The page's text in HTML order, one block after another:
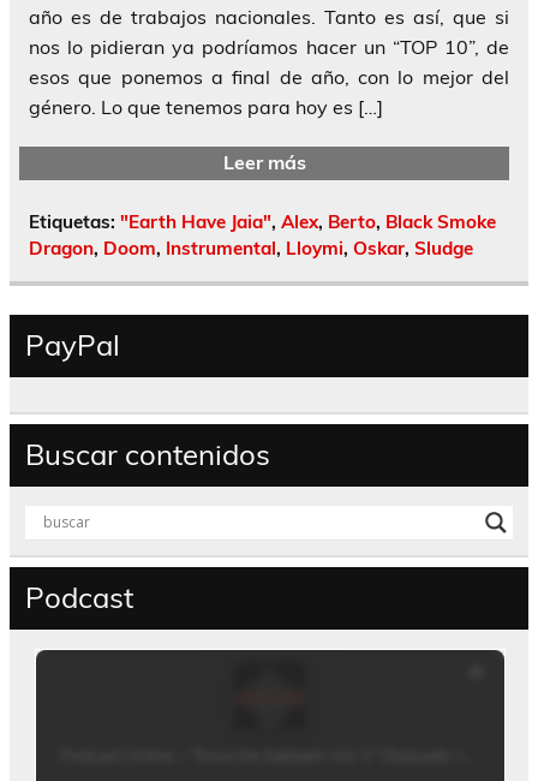
año es de trabajos nacionales. Tanto es así, que si
nos lo pidieran ya podríamos hacer un “TOP 10”, de
esos que ponemos a final de año, con lo mejor del
género. Lo que tenemos para hoy es […]
Leer más
Etiquetas: "Earth Have Jaia", Alex, Berto, Black Smoke
Dragon, Doom, Instrumental, Lloymi, Oskar, Sludge
PayPal
Buscar contenidos
Podcast